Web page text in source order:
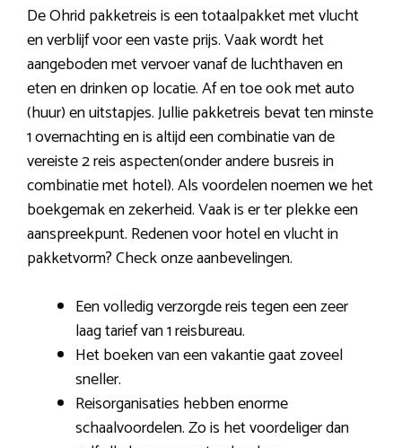
De Ohrid pakketreis is een totaalpakket met vlucht
en verblijf voor een vaste prijs. Vaak wordt het
aangeboden met vervoer vanaf de luchthaven en
eten en drinken op locatie. Af en toe ook met auto
(huur) en uitstapjes. Jullie pakketreis bevat ten minste
1 overnachting en is altijd een combinatie van de
vereiste 2 reis aspecten(onder andere busreis in
combinatie met hotel). Als voordelen noemen we het
boekgemak en zekerheid. Vaak is er ter plekke een
aanspreekpunt. Redenen voor hotel en vlucht in
pakketvorm? Check onze aanbevelingen.
Een volledig verzorgde reis tegen een zeer
laag tarief van 1 reisbureau.
Het boeken van een vakantie gaat zoveel
sneller.
Reisorganisaties hebben enorme
schaalvoordelen. Zo is het voordeliger dan